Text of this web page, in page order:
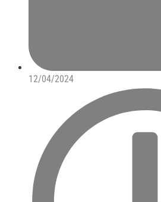
12/04/2024